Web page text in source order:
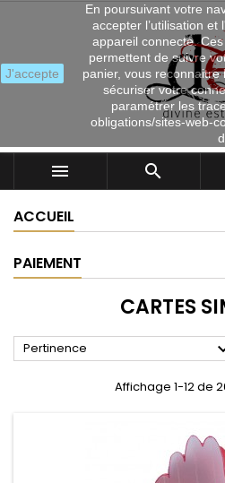
 
ACCUEIL
PAIEMENT
CARTES
Pertinence
Affichage 1-12 de
J'accepte
En poursuivant votre
accepter l’utilisation
appareil connecté.
permettent de suivre
panier, vous
sécuriser votre
paramétrer les
obligations/sites-web-